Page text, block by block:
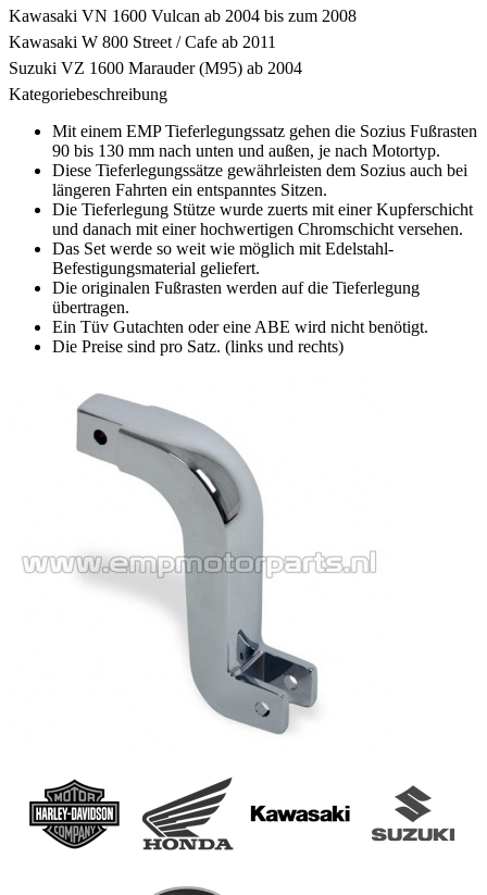
Kawasaki VN 1600 Vulcan ab 2004 bis zum 2008
Kawasaki W 800 Street / Cafe ab 2011
Suzuki VZ 1600 Marauder (M95) ab 2004
Kategoriebeschreibung
Mit einem EMP Tieferlegungssatz gehen die Sozius Fußrasten
90 bis 130 mm nach unten und außen, je nach Motortyp.
Diese Tieferlegungssätze gewährleisten dem Sozius auch bei
längeren Fahrten ein entspanntes Sitzen.
Die Tieferlegung Stütze wurde zuerts mit einer Kupferschicht
und danach mit einer hochwertigen Chromschicht versehen.
Das Set werde so weit wie möglich mit Edelstahl-
Befestigungsmaterial geliefert.
Die originalen Fußrasten werden auf die Tieferlegung
übertragen.
Ein Tüv Gutachten oder eine ABE wird nicht benötigt.
Die Preise sind pro Satz. (links und rechts)